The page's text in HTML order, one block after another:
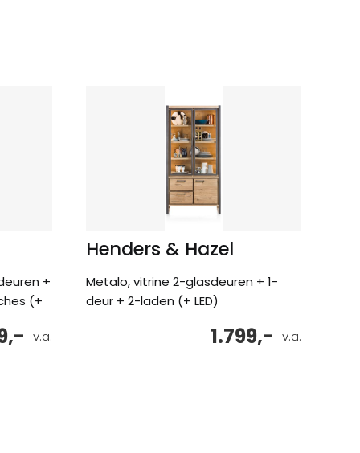
+
(+
v.a.
Henders & Hazel
Metalo, vitrine 2-glasdeuren + 1-
deur + 2-laden (+ LED)
v.a.
1.799,-